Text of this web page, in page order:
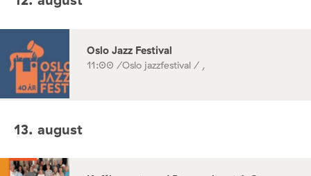
Oslo Jazz Festival
11:00 /Oslo jazzfestival / ,
13. august